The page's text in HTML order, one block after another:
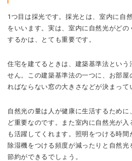
1つ目は採光です。 採光とは、室内に自
をいいます。 実は、室内に自然光がど
するかは、とても重要です。
住宅を建てるときは、建築基準法という
せん。
この建築基準法の一つに、お部
ればならない窓の大きさなどが決まって
自然光の量は人が健康に生活するため
ど重要なのです。
また室内に自然光が
も活躍してくれます。 照明をつける時間
除湿機をつける頻度が減ったりと自然光
節約ができるでしょう。